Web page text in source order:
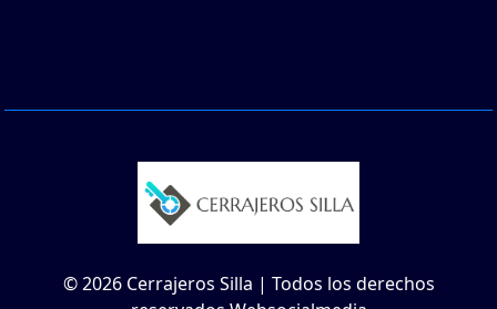
© 2026 Cerrajeros Silla | Todos los derechos